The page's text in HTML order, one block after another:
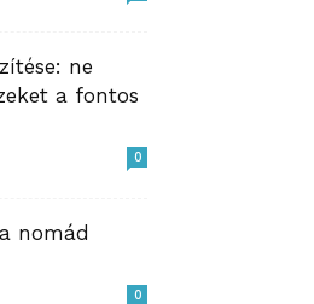
ne
a fontos
0
nomád
0